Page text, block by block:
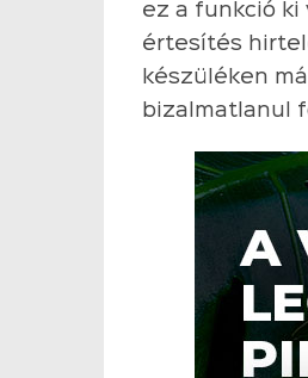
ez a funkció ki
értesítés
készüléken
bizalmatlanul